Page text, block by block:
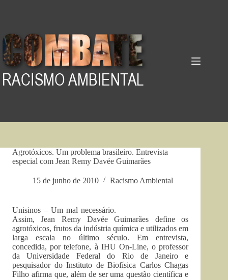
Agrotóxicos. Um problema brasileiro. Entrevista
especial com Jean Remy Davée Guimarães
15 de junho de 2010 Racismo Ambiental
Unisinos – Um mal necessário.
Assim, Jean Remy Davée Guimarães define os
agrotóxicos, frutos da indústria química e utilizados em
larga escala no último século. Em entrevista,
concedida, por telefone, à IHU On-Line, o professor
da Universidade Federal do Rio de Janeiro e
pesquisador do Instituto de Biofísica Carlos Chagas
Filho afirma que, além de ser uma questão científica e